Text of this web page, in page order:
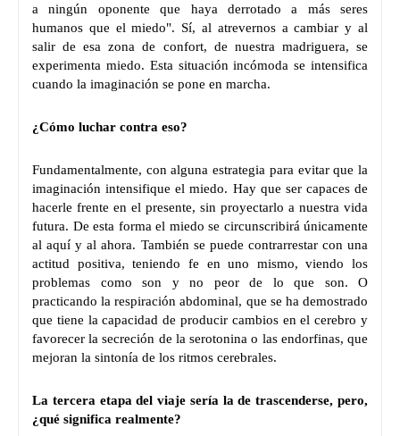
a ningún oponente que haya derrotado a más seres
humanos que el miedo". Sí, al atrevernos a cambiar y al
salir de esa zona de confort, de nuestra madriguera, se
experimenta miedo. Esta situación incómoda se intensifica
cuando la imaginación se pone en marcha.
¿Cómo luchar contra eso?
Fundamentalmente, con alguna estrategia para evitar que la
imaginación intensifique el miedo. Hay que ser capaces de
hacerle frente en el presente, sin proyectarlo a nuestra vida
futura. De esta forma el miedo se circunscribirá únicamente
al aquí y al ahora. También se puede contrarrestar con una
actitud positiva, teniendo fe en uno mismo, viendo los
problemas como son y no peor de lo que son. O
practicando la respiración abdominal, que se ha demostrado
que tiene la capacidad de producir cambios en el cerebro y
favorecer la secreción de la serotonina o las endorfinas, que
mejoran la sintonía de los ritmos cerebrales.
La tercera etapa del viaje sería la de trascenderse, pero,
¿qué significa realmente?